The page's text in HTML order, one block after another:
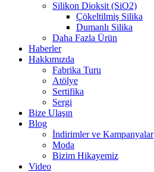
Silikon Dioksit (SiO2)
Çökeltilmiş Silika
Dumanlı Silika
Daha Fazla Ürün
Haberler
Hakkımızda
Fabrika Turu
Atölye
Sertifika
Sergi
Bize Ulaşın
Blog
İndirimler ve Kampanyalar
Moda
Bizim Hikayemiz
Video